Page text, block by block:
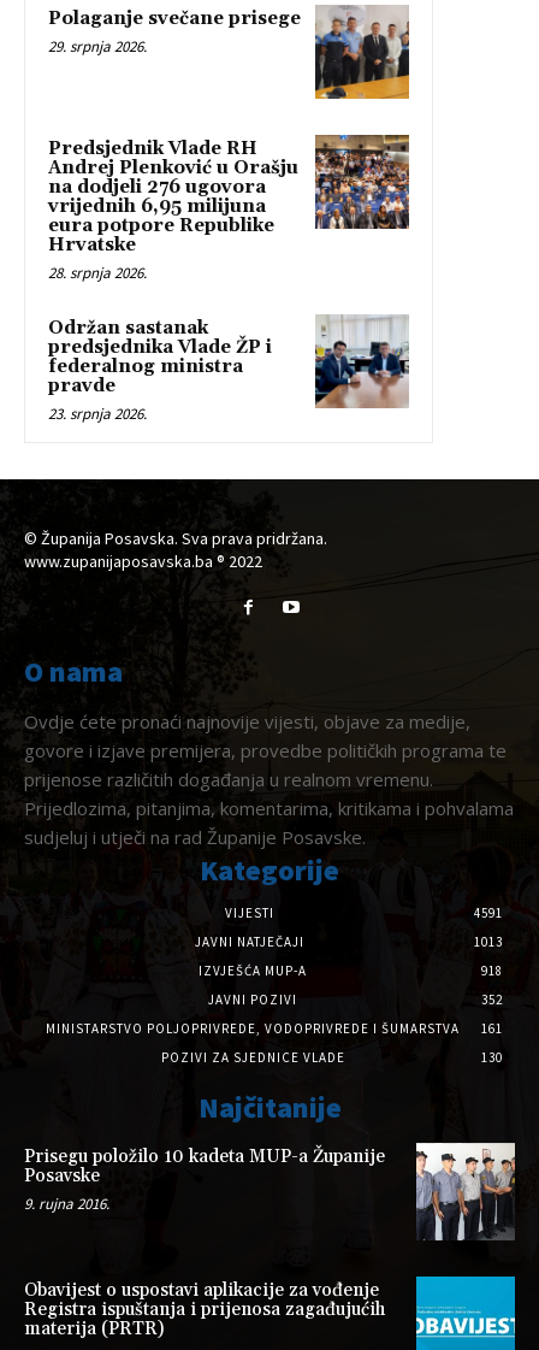
Polaganje svečane prisege
29. srpnja 2026.
Predsjednik Vlade RH
Andrej Plenković u Orašju
na dodjeli 276 ugovora
vrijednih 6,95 milijuna
eura potpore Republike
Hrvatske
28. srpnja 2026.
Održan sastanak
predsjednika Vlade ŽP i
federalnog ministra
pravde
23. srpnja 2026.
© Županija Posavska. Sva prava pridržana.
www.zupanijaposavska.ba ® 2022
O nama
Ovdje ćete pronaći najnovije vijesti, objave za medije,
govore i izjave premijera, provedbe političkih programa te
prijenose različitih događanja u realnom vremenu.
Prijedlozima, pitanjima, komentarima, kritikama i pohvalama
sudjeluj i utječi na rad Županije Posavske.
Kategorije
VIJESTI
4591
JAVNI NATJEČAJI
1013
IZVJEŠĆA MUP-A
918
JAVNI POZIVI
352
MINISTARSTVO POLJOPRIVREDE, VODOPRIVREDE I ŠUMARSTVA
161
POZIVI ZA SJEDNICE VLADE
130
Najčitanije
Prisegu položilo 10 kadeta MUP-a Županije
Posavske
9. rujna 2016.
Obavijest o uspostavi aplikacije za vođenje
Registra ispuštanja i prijenosa zagađujućih
materija (PRTR)